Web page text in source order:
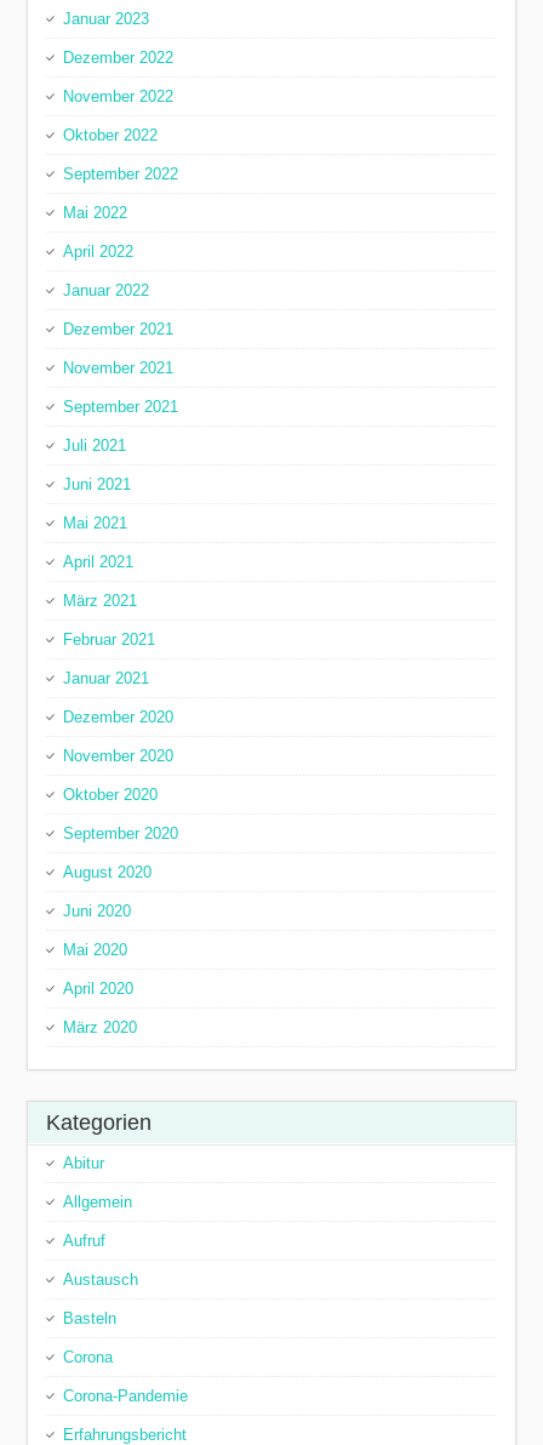
Januar 2023
Dezember 2022
November 2022
Oktober 2022
September 2022
Mai 2022
April 2022
Januar 2022
Dezember 2021
November 2021
September 2021
Juli 2021
Juni 2021
Mai 2021
April 2021
März 2021
Februar 2021
Januar 2021
Dezember 2020
November 2020
Oktober 2020
September 2020
August 2020
Juni 2020
Mai 2020
April 2020
März 2020
Kategorien
Abitur
Allgemein
Aufruf
Austausch
Basteln
Corona
Corona-Pandemie
Erfahrungsbericht